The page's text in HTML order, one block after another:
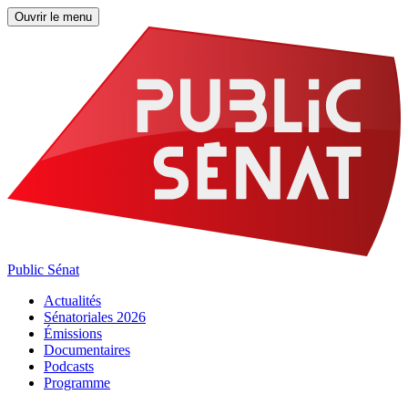
Ouvrir le menu
Public Sénat
Actualités
Sénatoriales 2026
Émissions
Documentaires
Podcasts
Programme